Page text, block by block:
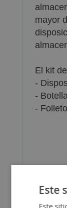
mayor
El kit
-
-
-
Este
Este